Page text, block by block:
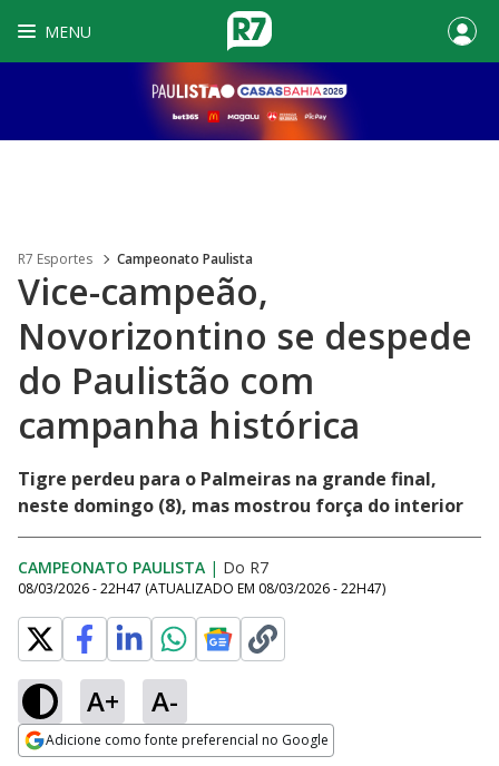
MENU
R7 Esportes Campeonato Paulista
Vice-campeão,
Novorizontino se despede
do Paulistão com
campanha histórica
Tigre perdeu para o Palmeiras na grande final,
neste domingo (8), mas mostrou força do interior
CAMPEONATO PAULISTA | Do R7
08/03/2026 - 22H47 (ATUALIZADO EM 08/03/2026 - 22H47)
A+ A-
Adicione como fonte preferencial no Google